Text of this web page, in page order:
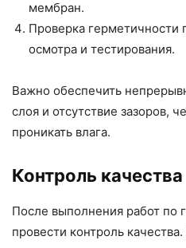
мембран.
Проверка герметичности
осмотра и тестирования.
Важно обеспечить
слоя и отсутствие зазоров,
проникать влага.
Контроль качества
После выполнения работ по
провести контроль